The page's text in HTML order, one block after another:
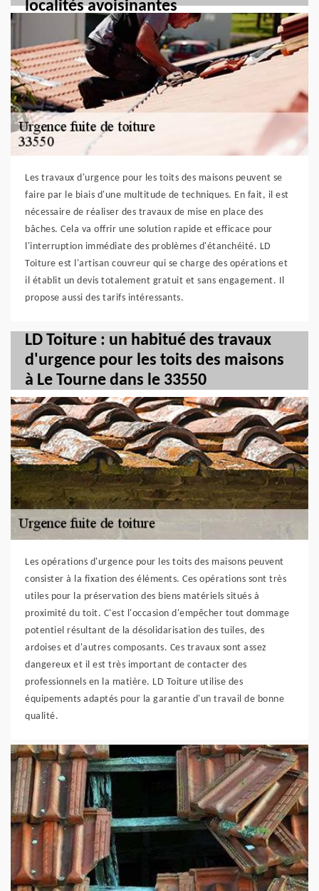
localités avoisinantes
Les travaux d'urgence pour les toits des maisons peuvent se
faire par le biais d'une multitude de techniques. En fait, il est
nécessaire de réaliser des travaux de mise en place des
bâches. Cela va offrir une solution rapide et efficace pour
l'interruption immédiate des problèmes d'étanchéité. LD
Toiture est l'artisan couvreur qui se charge des opérations et
il établit un devis totalement gratuit et sans engagement. Il
propose aussi des tarifs intéressants.
LD Toiture : un habitué des travaux
d'urgence pour les toits des maisons
à Le Tourne dans le 33550
Les opérations d'urgence pour les toits des maisons peuvent
consister à la fixation des éléments. Ces opérations sont très
utiles pour la préservation des biens matériels situés à
proximité du toit. C'est l'occasion d'empêcher tout dommage
potentiel résultant de la désolidarisation des tuiles, des
ardoises et d'autres composants. Ces travaux sont assez
dangereux et il est très important de contacter des
professionnels en la matière. LD Toiture utilise des
équipements adaptés pour la garantie d'un travail de bonne
qualité.